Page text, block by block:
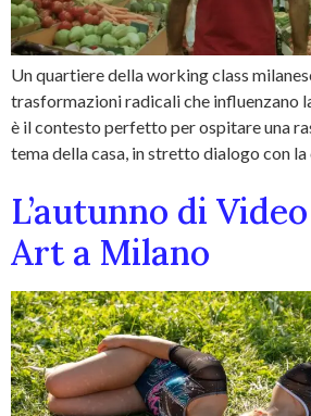
Un quartiere della working class
trasformazioni radicali che influenzano
è il contesto perfetto per ospitare una
tema della casa, in stretto dialogo con
L’autunno di
Art a Milano